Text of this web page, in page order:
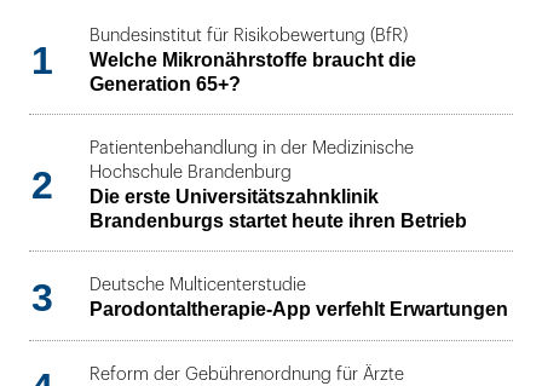
1
Bundesinstitut für Risikobewertung (BfR)
Welche Mikronährstoffe braucht die
Generation 65+?
2
Patientenbehandlung in der Medizinische
Hochschule Brandenburg
Die erste Universitätszahnklinik
Brandenburgs startet heute ihren Betrieb
3 Deutsche Multicenterstudie
Parodontaltherapie-App verfehlt Erwartungen
Reform der Gebührenordnung für Ärzte